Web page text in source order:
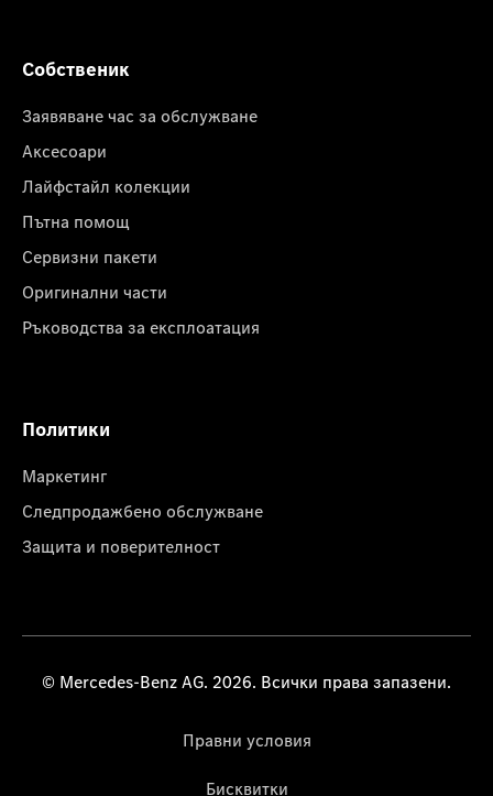
Собственик
Заявяване час за обслужване
Аксесоари
Лайфстайл колекции
Пътна помощ
Сервизни пакети
Оригинални части
Ръководства за експлоатация
Политики
Маркетинг
Следпродажбено обслужване
Защита и поверителност
© Mercedes-Benz AG. 2026. Всички права запазени.
Правни условия
Бисквитки